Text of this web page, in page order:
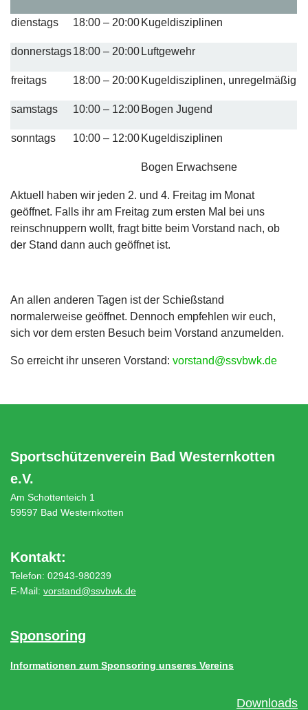
dienstags 18:00 – 20:00 Kugeldisziplinen
donnerstags18:00 – 20:00 Luftgewehr
freitags 18:00 – 20:00 Kugeldisziplinen, unregelmäßig
samstags 10:00 – 12:00 Bogen Jugend
sonntags 10:00 – 12:00 Kugeldisziplinen
Bogen Erwachsene
Aktuell haben wir jeden 2. und 4. Freitag im Monat
geöffnet. Falls ihr am Freitag zum ersten Mal bei uns
reinschnuppern wollt, fragt bitte beim Vorstand nach, ob
der Stand dann auch geöffnet ist.
An allen anderen Tagen ist der Schießstand
normalerweise geöffnet. Dennoch empfehlen wir euch,
sich vor dem ersten Besuch beim Vorstand anzumelden.
So erreicht ihr unseren Vorstand: vorstand@ssvbwk.de
Sportschützenverein Bad Westernkotten
e.V.
Am Schottenteich 1
59597 Bad Westernkotten
Kontakt:
Telefon: 02943-980239
E-Mail: vorstand@ssvbwk.de
Sponsoring
Informationen zum Sponsoring unseres Vereins
Downloads